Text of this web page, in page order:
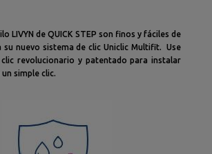
LIVYN de QUICK STEP son finos y fáciles de
su nuevo sistema de clic Uniclic Multifit. Use
revolucionario y patentado para instalar
simple clic.